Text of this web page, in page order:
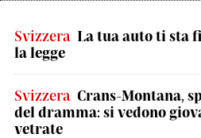
Svizzera La tua auto ti sta
la legge
Svizzera Crans-Montana,
del dramma: si vedono
vetrate